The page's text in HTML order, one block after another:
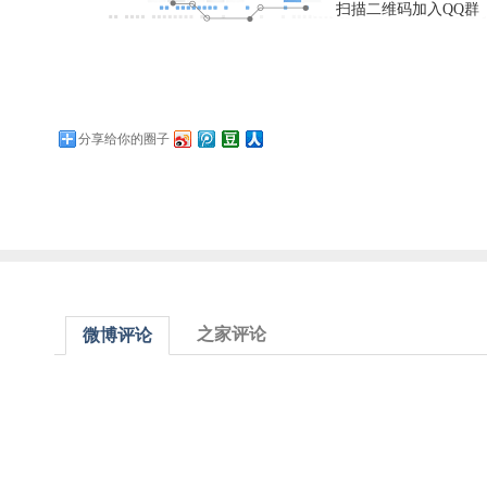
扫描二维码加入QQ群
分享给你的圈子
微博评论 之家评论